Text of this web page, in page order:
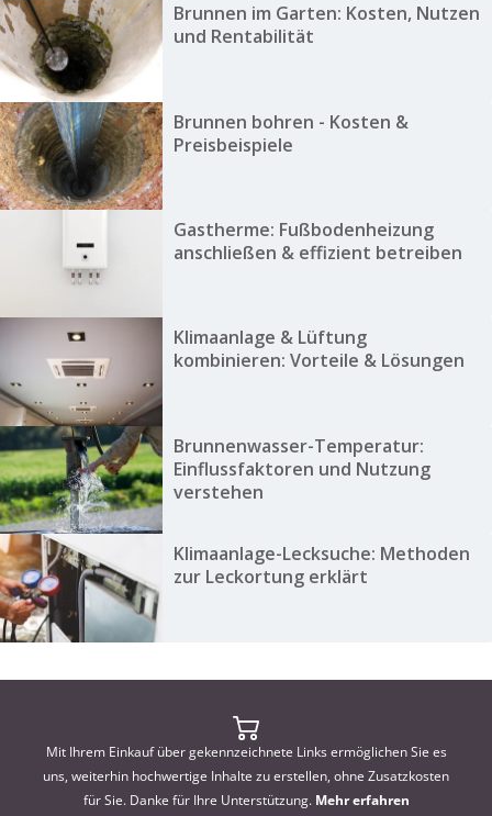
Brunnen im Garten: Kosten, Nutzen
und Rentabilität
Brunnen bohren - Kosten &
Preisbeispiele
Gastherme: Fußbodenheizung
anschließen & effizient betreiben
Klimaanlage & Lüftung
kombinieren: Vorteile & Lösungen
Brunnenwasser-Temperatur:
Einflussfaktoren und Nutzung
verstehen
Klimaanlage-Lecksuche: Methoden
zur Leckortung erklärt
Mit Ihrem Einkauf über gekennzeichnete Links ermöglichen Sie es
uns, weiterhin hochwertige Inhalte zu erstellen, ohne Zusatzkosten
für Sie. Danke für Ihre Unterstützung. Mehr erfahren